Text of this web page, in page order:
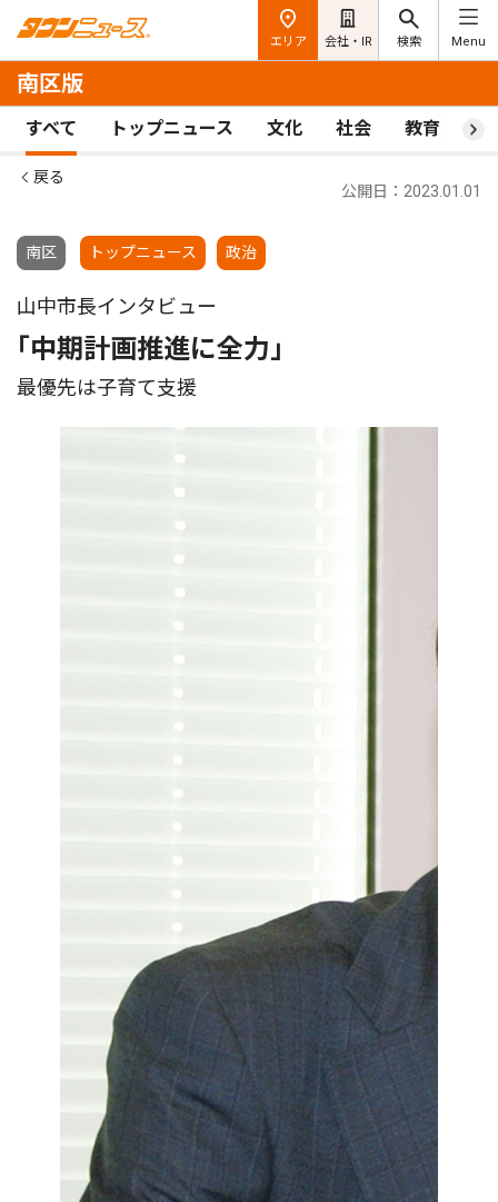
エリア 会社・IR 検索 Menu
南区版
すべて トップニュース 文化 社会 教育 ス
戻る
南区 トップニュース 政治
公開日：2023.01.01
山中市長インタビュー
｢中期計画推進に全力｣
最優先は子育て支援